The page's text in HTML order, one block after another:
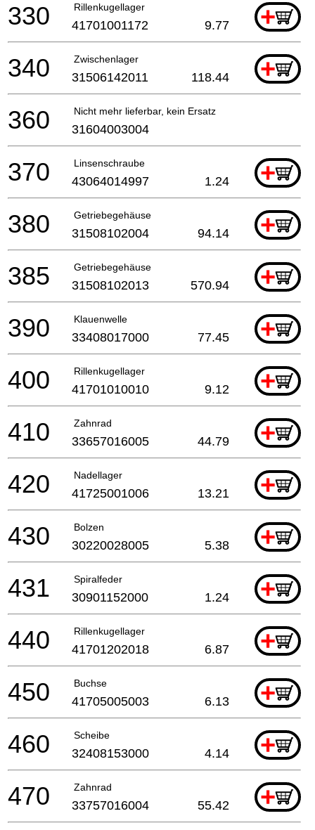
Rillenkugellager +
330 41701001172 9.77
Zwischenlager +
340 31506142011 118.44
Nicht mehr lieferbar, kein Ersatz
360 31604003004
Linsenschraube +
370 43064014997 1.24
Getriebegehäuse +
380 31508102004 94.14
Getriebegehäuse +
385 31508102013 570.94
Klauenwelle +
390 33408017000 77.45
Rillenkugellager +
400 41701010010 9.12
Zahnrad +
410 33657016005 44.79
Nadellager +
420 41725001006 13.21
Bolzen +
430 30220028005 5.38
Spiralfeder +
431 30901152000 1.24
Rillenkugellager +
440 41701202018 6.87
Buchse +
450 41705005003 6.13
Scheibe +
460 32408153000 4.14
Zahnrad +
470 33757016004 55.42